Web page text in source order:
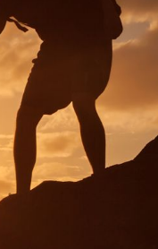
a persone colte,
, (1709-1716)
DI VITA